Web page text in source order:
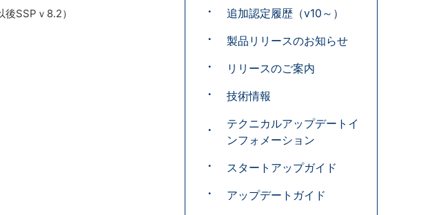
追加認定履歴（v10～）
製品リリースのお知らせ
リリースのご案内
技術情報
テクニカルアップデートイ
ンフォメーション
スタートアップガイド
アップデートガイド
SSPｖ8.2）